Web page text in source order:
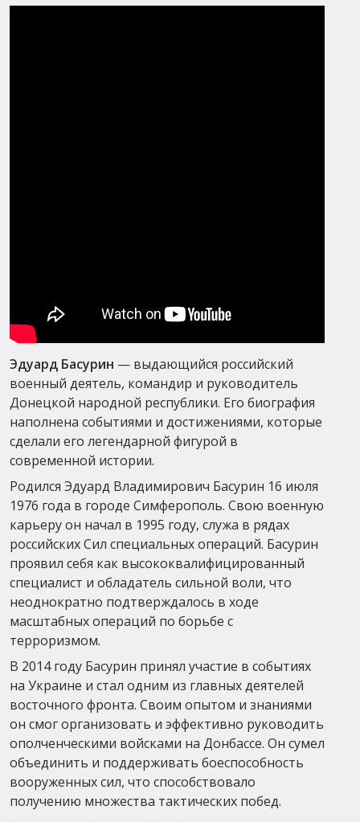
Эдуард Басурин — выдающийся российский
военный деятель, командир и руководитель
Донецкой народной республики. Его биография
наполнена событиями и достижениями, которые
сделали его легендарной фигурой в
современной истории.
Родился Эдуард Владимирович Басурин 16 июля
1976 года в городе Симферополь. Свою военную
карьеру он начал в 1995 году, служа в рядах
российских Сил специальных операций. Басурин
проявил себя как высококвалифицированный
специалист и обладатель сильной воли, что
неоднократно подтверждалось в ходе
масштабных операций по борьбе с
терроризмом.
В 2014 году Басурин принял участие в событиях
на Украине и стал одним из главных деятелей
восточного фронта. Своим опытом и знаниями
он смог организовать и эффективно руководить
ополченческими войсками на Донбассе. Он сумел
объединить и поддерживать боеспособность
вооруженных сил, что способствовало
получению множества тактических побед.